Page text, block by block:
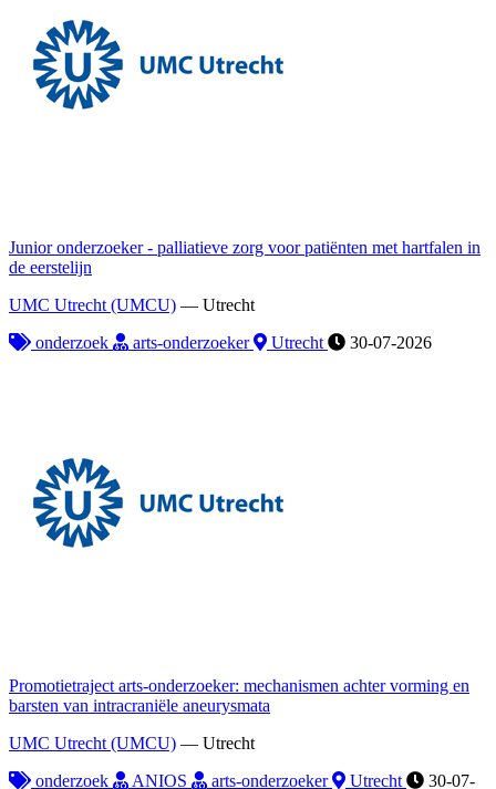
Junior onderzoeker - palliatieve zorg voor patiënten met hartfalen in
de eerstelijn
UMC Utrecht (UMCU) — Utrecht
onderzoek
arts-onderzoeker Utrecht 30-07-2026
Promotietraject arts-onderzoeker: mechanismen achter vorming en
barsten van intracraniële aneurysmata
UMC Utrecht (UMCU) — Utrecht
onderzoek
ANIOS arts-onderzoeker Utrecht 30-07-